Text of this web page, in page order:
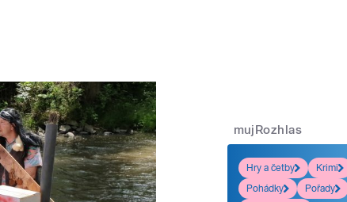
mujRozhlas
Hry a četby
Krimi
Pohádky
Pořady